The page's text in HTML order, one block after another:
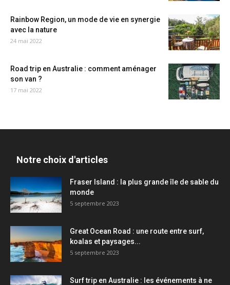
Rainbow Region, un mode de vie en synergie
avec la nature
24 mai 2022
Road trip en Australie : comment aménager
son van ?
17 mai 2022
Notre choix d'articles
Fraser Island : la plus grande île de sable du
monde
5 septembre 2023
Great Ocean Road : une route entre surf,
koalas et paysages...
5 septembre 2023
Surf trip en Australie : les événements à ne